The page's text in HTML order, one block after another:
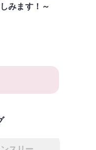
みます！～